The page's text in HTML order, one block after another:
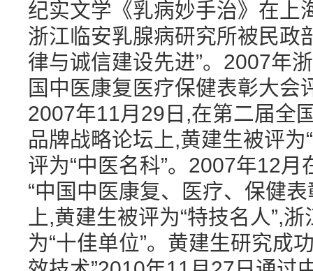
纪实文学《乳病妙手治》在上
浙江临安乳腺病研究所被民政
律与诚信建设先进”。2007年
国中医康复医疗保健表彰大会
2007年11月29日,在第二届全
品牌战略论坛上,黄建生被评为
评为“中医名科”。2007年12
“中国中医康复、医疗、保健
上,黄建生被评为“特技名人”,
为“十佳单位”。黄建生研究成